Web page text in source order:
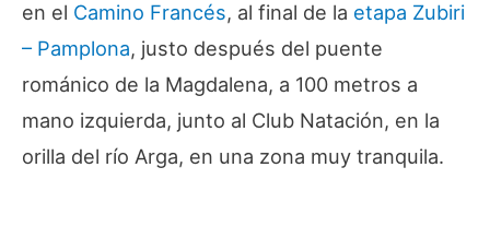
en el Camino Francés, al final de la etapa Zubiri
– Pamplona, justo después del puente
románico de la Magdalena, a 100 metros a
mano izquierda, junto al Club Natación, en la
orilla del río Arga, en una zona muy tranquila.